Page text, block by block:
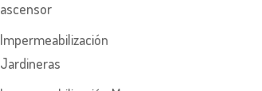
ascensor
Impermeabilización
Jardineras